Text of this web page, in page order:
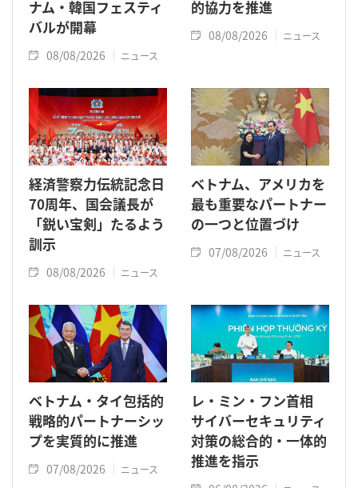
ナム・韓国フェスティ
バルが開幕
08/08/2026 ニュース
的協力を推進
08/08/2026 ニュース
経済警察力伝統記念日
70周年、国会議長が
「鋭い宝剣」たるよう
訓示
08/08/2026 ニュース
ベトナム、アメリカを
最も重要なパートナー
の一つと位置づけ
07/08/2026 ニュース
ベトナム・タイ包括的
戦略的パートナーシッ
プを実質的に推進
07/08/2026 ニュース
レ・ミン・フン首相
サイバーセキュリティ
対策の総合的・一体的
推進を指示